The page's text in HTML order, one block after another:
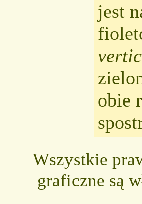
jest
obie
Wszystkie
graficzne są